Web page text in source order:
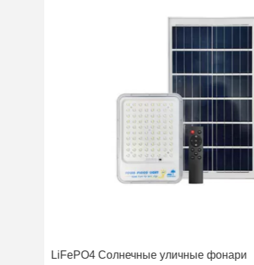
LiFePO4 Солнечные уличные фонари